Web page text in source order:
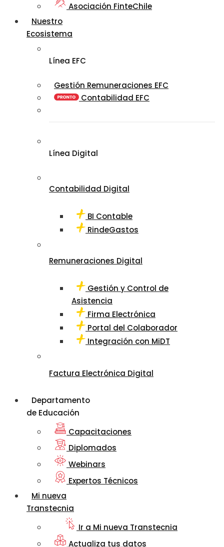
Asociación FinteChile
Nuestro
Ecosistema
Línea EFC
Gestión Remuneraciones EFC
Contabilidad EFC
Línea Digital
Contabilidad Digital
BI Contable
RindeGastos
Remuneraciones Digital
Gestión y Control de
Asistencia
Firma Electrónica
Portal del Colaborador
Integración con MiDT
Factura Electrónica Digital
Departamento
de Educación
Capacitaciones
Diplomados
Webinars
Expertos Técnicos
Mi nueva
Transtecnia
Ir a Mi nueva Transtecnia
Actualiza tus datos